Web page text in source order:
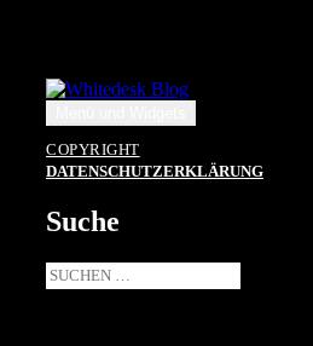
COPYRIGHT
DATENSCHUTZERKLÄRUNG
Suche
Suche
nach: